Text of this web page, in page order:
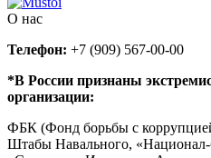
О нас
Телефон: +7 (909) 567-00-00
*В России признаны
организации:
ФБК (Фонд борьбы с
Штабы Навального, «Национал-